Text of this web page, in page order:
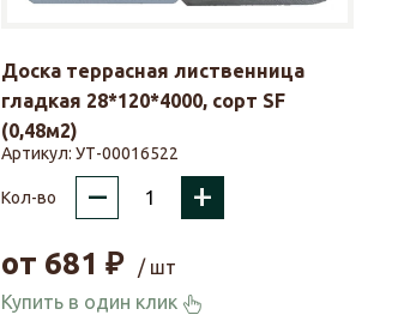
Доска террасная лиственница
гладкая 28*120*4000, сорт SF
(0,48м2)
Артикул:УТ-00016522
Кол-во – +
от 681 ₽
/ шт
Купить в один клик